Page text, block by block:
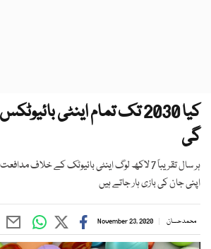
کیا 2030 تک تمام اینٹی
گی
ہر سال تقریباً 7 لاکھ لوگ اینٹی بائیوٹک کے خلاف
اپنی جان کی بازی ہار جاتے ہیں
محمد حسان November 23, 2020